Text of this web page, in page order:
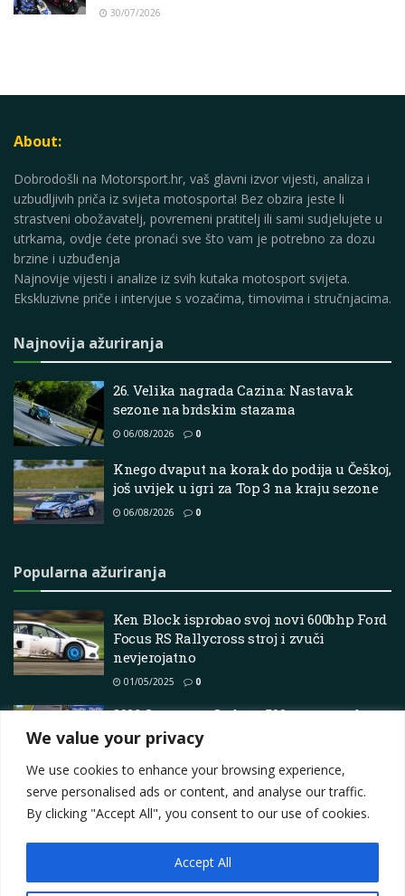
We value your privacy
We use cookies to enhance your browsing experience,
serve personalised ads or content, and analyse our traffic.
By clicking "Accept All", you consent to our use of cookies.
Accept All
30/07/2026
About:
Dobrodošli na Motorsport.hr, vaš glavni izvor vijesti, analiza i
uzbudljivih priča iz svijeta motosporta! Bez obzira jeste li
strastveni obožavatelj, povremeni pratitelj ili sami sudjelujete u
utrkama, ovdje ćete pronaći sve što vam je potrebno za dozu
brzine i uzbuđenja
Najnovije vijesti i analize iz svih kutaka motosport svijeta.
Ekskluzivne priče i intervjue s vozačima, timovima i stručnjacima.
Najnovija ažuriranja
26. Velika nagrada Cazina: Nastavak
sezone na brdskim stazama
06/08/2026 0
Knego dvaput na korak do podija u Češkoj,
još uvijek u igri za Top 3 na kraju sezone
06/08/2026 0
Popularna ažuriranja
Ken Block isprobao svoj novi 600bhp Ford
Focus RS Rallycross stroj i zvuči
nevjerojatno
01/05/2025 0
2026 Supercars Sydney 500 – raspored,
kako gledati, TV vrijeme i više informacija
Contact
Privacy Policy
Terms Marketing i oglašavanje